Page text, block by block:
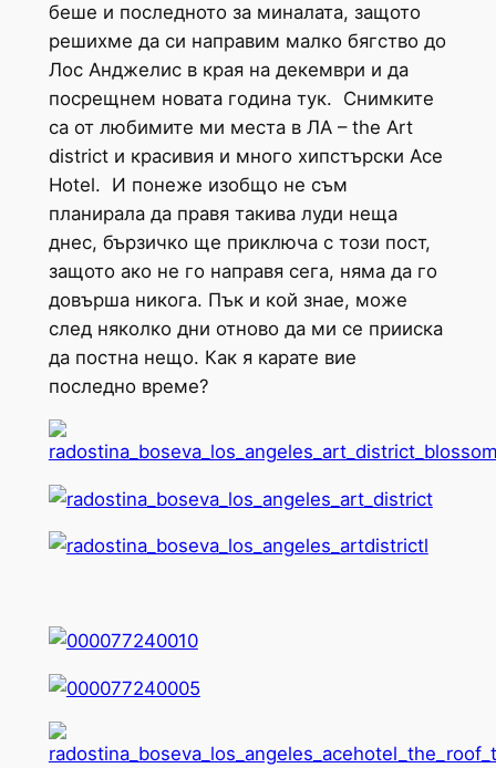
беше и последното за миналата, защото
решихме да си направим малко бягство до
Лос Анджелис в края на декември и да
посрещнем новата година тук. Снимките
са от любимите ми места в ЛА – the Art
district и красивия и много хипстърски Ace
Hotel. И понеже изобщо не съм
планирала да правя такива луди неща
днес, бързичко ще приключа с този пост,
защото ако не го направя сега, няма да го
довърша никога. Пък и кой знае, може
след няколко дни отново да ми се прииска
да постна нещо. Как я карате вие
последно време?